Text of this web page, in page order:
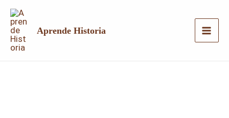
contenido
Aprende Historia